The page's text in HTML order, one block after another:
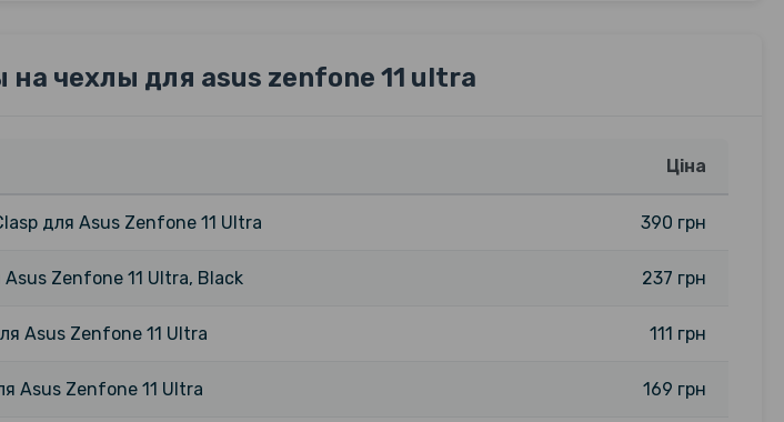
на чехлы для asus zenfone 11 ultra
Ціна
для Asus Zenfone 11 Ultra 390 грн
Zenfone 11 Ultra, Black 237 грн
Asus Zenfone 11 Ultra 111 грн
Asus Zenfone 11 Ultra 169 грн